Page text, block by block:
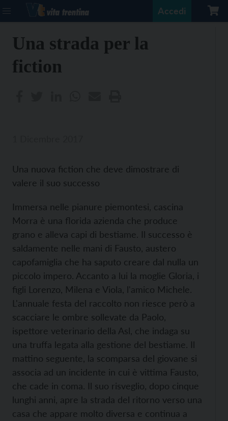
Accedi
Una strada per la
fiction
Una nuova fiction che deve dimostrare di
valere il suo successo
Immersa nelle pianure piemontesi, cascina
Morra è una florida azienda che produce
grano e alleva capi di bestiame. Il successo è
saldamente nelle mani di Fausto, austero
capofamiglia che ha saputo creare dal nulla un
piccolo impero. Accanto a lui la moglie Gloria, i
figli Lorenzo, Milena e Viola, l'amico Michele.
L'annuale festa del raccolto non riesce però a
scacciare le ombre sollevate da Paolo,
ispettore veterinario della Asl, che indaga su
una truffa legata alla gestione del bestiame. Il
mattino seguente, la scomparsa del giovane si
associa ad un incidente in cui è vittima Fausto,
che cade in coma. Il suo risveglio, dopo cinque
lunghi anni, apre la strada del ritorno verso una
casa che appare molto diversa e continua a